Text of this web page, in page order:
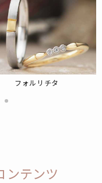
フォルリチタ
ンテンツ